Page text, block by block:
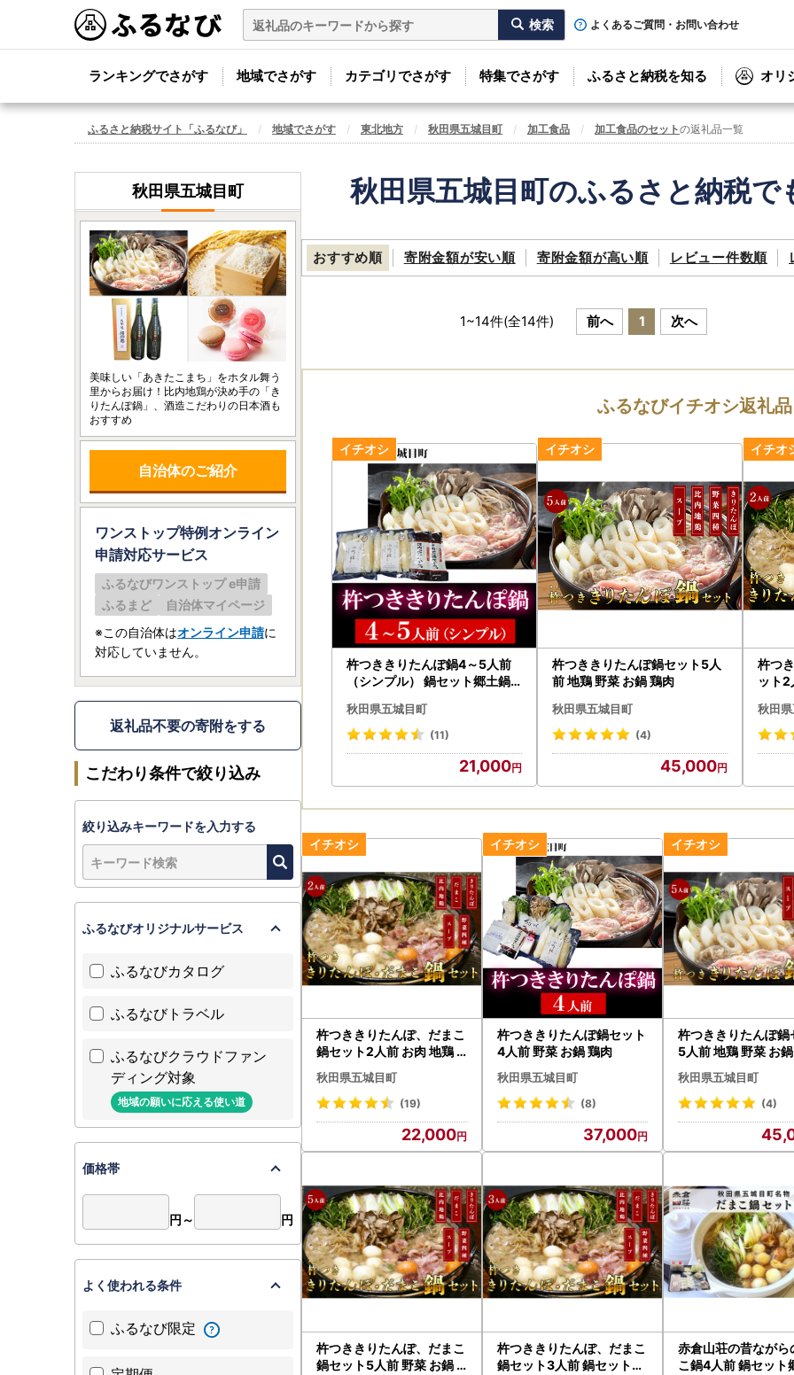
よくあるご質問・お問い合わせ
ランキングでさがす 地域でさがす カテゴリでさがす 特集でさがす ふるさと納税を知る オリ
ふるさと納税サイト「ふるなび」 地域でさがす 東北地方 秋田県五城目町 加工食品 加工食品のセットの返礼品一覧
秋田県五城目町のふるさと納税で
おすすめ順 寄附金額が安い順 寄附金額が高い順 レビュー件数順
1~14件(全14件) 前へ 1 次へ
ふるなびイチオシ返礼品
杵つききりたんぽ鍋4～5人前
（シンプル） 鍋セット郷土鍋
秋田県五城目町
(11)
21,000
杵つききりたんぽ鍋セット5人
前 地鶏 野菜 お鍋 鶏肉
秋田県五城目町
(4)
45,000
杵つ
ット2
秋田
杵つききりたんぽ、だまこ
鍋セット2人前 お肉 地鶏
秋田県五城目町
(19)
22,000
杵つききりたんぽ鍋セット
4人前 野菜 お鍋 鶏肉
秋田県五城目町
(8)
37,000
杵つききりたんぽ鍋
5人前 地鶏 野菜 お
秋田県五城目町
(4)
杵つききりたんぽ、だまこ
鍋セット5人前 野菜 お鍋
杵つききりたんぽ、だまこ
鍋セット3人前 鍋セットお
赤倉山荘の昔ながら
こ鍋4人前 鍋セット
秋田県五城目町
美味しい「あきたこまち」をホタル舞う
里からお届け！比内地鶏が決め手の「き
りたんぽ鍋」、酒造こだわりの日本酒も
おすすめ
自治体のご紹介
ワンストップ特例オンライン
申請対応サービス
ふるなびワンストップ e申請
ふるまど
自治体マイページ
※この自治体はオンライン申請に
対応していません。
返礼品不要の寄附をする
こだわり条件で絞り込み
絞り込みキーワードを入力する
ふるなびオリジナルサービス
ふるなびカタログ
ふるなびトラベル
ふるなびクラウドファン
ディング対象
地域の願いに応える使い道
価格帯
円～ 円
よく使われる条件
ふるなび限定